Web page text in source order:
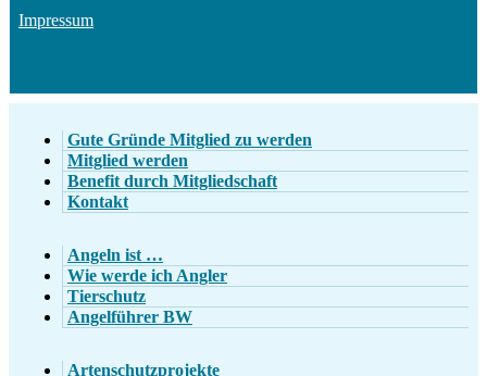
Impressum
Gute Gründe Mitglied zu werden
Mitglied werden
Benefit durch Mitgliedschaft
Kontakt
Angeln ist …
Wie werde ich Angler
Tierschutz
Angelführer BW
Artenschutzprojekte